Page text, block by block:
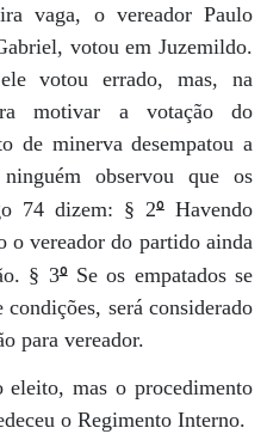
vaga, o vereador Paulo
votou em Juzemildo.
votou errado, mas, na
motivar a votação do
de minerva desempatou a
observou que os
74 dizem: § 2ºHavendo
o vereador do partido ainda
§ 3ºSe os empatados se
será considerado
para vereador.
mas o procedimento
o Regimento Interno.